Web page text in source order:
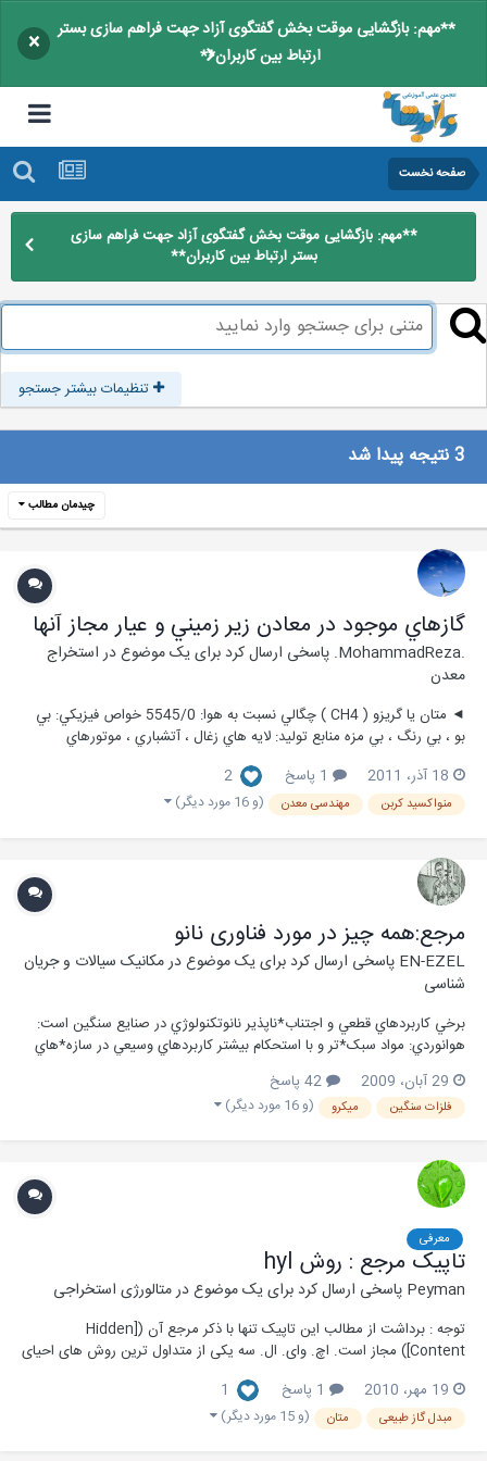
**مهم: بازگشایی موقت بخش گفتگوی آزاد جهت فراهم سازی بستر
ارتباط بین کاربران**
×
صفحه نخست
**مهم: بازگشایی موقت بخش گفتگوی آزاد جهت فراهم سازی
بستر ارتباط بین کاربران**
تنظیمات بیشتر جستجو
چیدمان مطالب
گازهاي موجود در معادن زير زميني و عيار مجاز آنها
پاسخی ارسال کرد برای یک موضوع دراستخراج
معدن
◄ متان يا گريزو ( CH4 ) چگالي نسبت به هوا: 5545/0 خواص فيزيکي: بي
بو ، بي رنگ ، بي مزه منابع توليد: لايه هاي زغال ، آتشباري ، موتورهاي
دستگاههاي گازسنج (گري...
18 آذر، 2011 1 پاسخ 2
منواکسید کربن مهندسی معدن (و 16 مورد دیگر)
مرجع:همه چیز در مورد فناوری نانو
EN-EZELپاسخی ارسال کرد برای یک موضوع درمکانیک سیالات و جریان
شناسی
برخي کاربردهاي قطعي و اجتناب*ناپذير نانوتکنولوژي در صنايع سنگين است:
هوانوردي: مواد سبک*تر و با استحکام بيشتر کاربردهاي وسيعي در سازه*هاي
هوانوردي و نيز در فضانوردي دارند. زيرا در هر دو مورد وزن شاخص مهمي در
فرآيندها و دستگاه*هاي هوانوردي و فضانوردي است. پالايش*گاه*ها: با
استفاده از کارب...
29 آبان، 2009 42 پاسخ
فلزات سنگین ميكرو (و 16 مورد دیگر)
معرفی
تاپیک مرجع : روش hyl
Peymanپاسخی ارسال کرد برای یک موضوع درمتالورژی استخراجی
توجه : برداشت از مطالب این تاپیک تنها با ذکر مرجع آن ([Hidden
Content]) مجاز است. اچ. وای. ال. سه یکی از متداول ترین روش های احیای
سنگ آهن در روش اچ. وای. ال. سه توسط گازهای احیاکنندۀ اکسید کربن و
هیدروژن، تولیدی از گاز طبیعی طر...
19 مهر، 2010 1 پاسخ 1
مبدل گاز طبیعی متان (و 15 مورد دیگر)